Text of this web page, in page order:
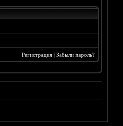
Регистрация| Забыли пароль?